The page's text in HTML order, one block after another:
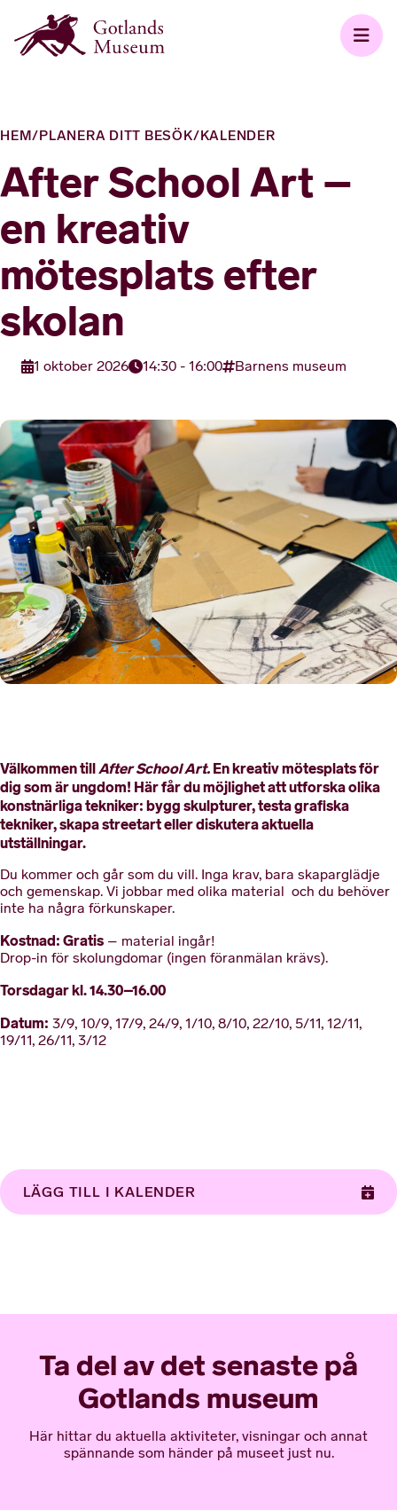
HEM/PLANERA DITT BESÖK/KALENDER
After School Art –
en kreativ
mötesplats efter
skolan
1 oktober 2026 14:30 - 16:00 Barnens museum
Välkommen till After School Art. En kreativ mötesplats för
dig som är ungdom! Här får du möjlighet att utforska olika
konstnärliga tekniker: bygg skulpturer, testa grafiska
tekniker, skapa streetart eller diskutera aktuella
utställningar.
Du kommer och går som du vill. Inga krav, bara skaparglädje
och gemenskap. Vi jobbar med olika material och du behöver
inte ha några förkunskaper.
Kostnad: Gratis – material ingår!
Drop-in för skolungdomar (ingen föranmälan krävs).
Torsdagar kl. 14.30–16.00
Datum: 3/9, 10/9, 17/9, 24/9, 1/10, 8/10, 22/10, 5/11, 12/11,
19/11, 26/11, 3/12
LÄGG TILL I KALENDER
Ta del av det senaste på
Gotlands museum
Här hittar du aktuella aktiviteter, visningar och annat
spännande som händer på museet just nu.